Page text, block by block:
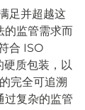
足并超越这
的监管需求而
合 ISO
质包装，以
完全可追溯
过复杂的监管